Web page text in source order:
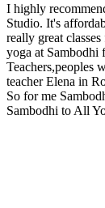
I highly
Studio. It's
really great
yoga at Sambodhi
Teachers,peoples
teacher Elena in
So for me
Sambodhi to All